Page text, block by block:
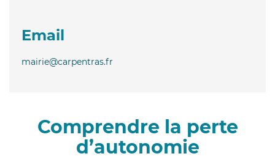
Email
mairie@carpentras.fr
Comprendre la perte
d’autonomie